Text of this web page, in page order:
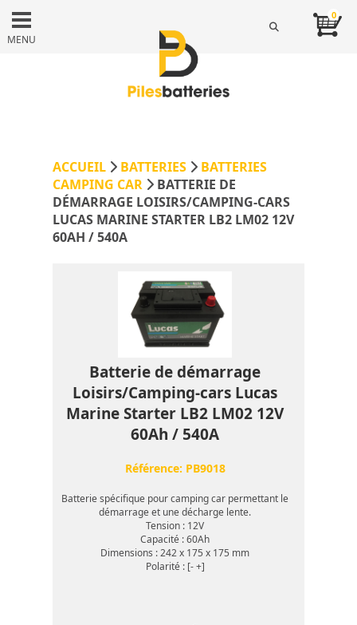
MENU
0
ACCUEIL BATTERIES
BATTERIES
CAMPING CAR
BATTERIE DE
DÉMARRAGE LOISIRS/CAMPING-CARS
LUCAS MARINE STARTER LB2 LM02 12V
60AH / 540A
Batterie de démarrage
Loisirs/Camping-cars Lucas
Marine Starter LB2 LM02 12V
60Ah / 540A
Référence: PB9018
Batterie spécifique pour camping car permettant le
démarrage et une décharge lente.
Tension : 12V
Capacité : 60Ah
Dimensions : 242 x 175 x 175 mm
Polarité : [- +]